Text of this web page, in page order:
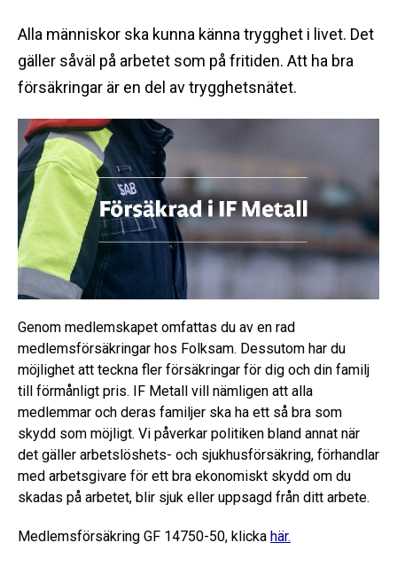
Alla människor ska kunna känna trygghet i livet. Det
gäller såväl på arbetet som på fritiden. Att ha bra
försäkringar är en del av trygghetsnätet.
Genom medlemskapet omfattas du av en rad
medlemsförsäkringar hos Folksam. Dessutom har du
möjlighet att teckna fler försäkringar för dig och din familj
till förmånligt pris. IF Metall vill nämligen att alla
medlemmar och deras familjer ska ha ett så bra som
skydd som möjligt. Vi påverkar politiken bland annat när
det gäller arbetslöshets- och sjukhusförsäkring, förhandlar
med arbetsgivare för ett bra ekonomiskt skydd om du
skadas på arbetet, blir sjuk eller uppsagd från ditt arbete.
Medlemsförsäkring GF 14750-50, klicka här.